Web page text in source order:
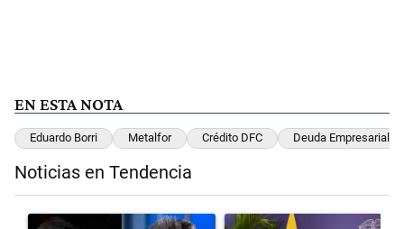
EN ESTA NOTA
Eduardo Borri Metalfor Crédito DFC Deuda Empresarial
Noticias en Tendencia
Un artículo de tendencia con el título "Los gobernadores marcan
Un artículo de tendencia con el